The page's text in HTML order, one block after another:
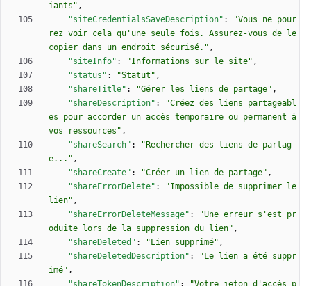
iants" ,
"siteCredentialsSaveDescription" :
"Vous ne pour
rez voir cela qu'une seule fois. Assurez-vous de le
copier dans un endroit sécurisé." ,
"siteInfo" : "Informations sur le site" ,
"status" : "Statut" ,
"shareTitle" : "Gérer les liens de partage" ,
"shareDescription" :
"Créez des liens partageabl
es pour accorder un accès temporaire ou permanent à
vos ressources" ,
"shareSearch" :
"Rechercher des liens de partag
e..." ,
"shareCreate" : "Créer un lien de partage" ,
"shareErrorDelete" :
"Impossible de supprimer le
lien" ,
"shareErrorDeleteMessage" :
"Une erreur s'est pr
oduite lors de la suppression du lien" ,
"shareDeleted" : "Lien supprimé" ,
"shareDeletedDescription" :
"Le lien a été suppr
imé" ,